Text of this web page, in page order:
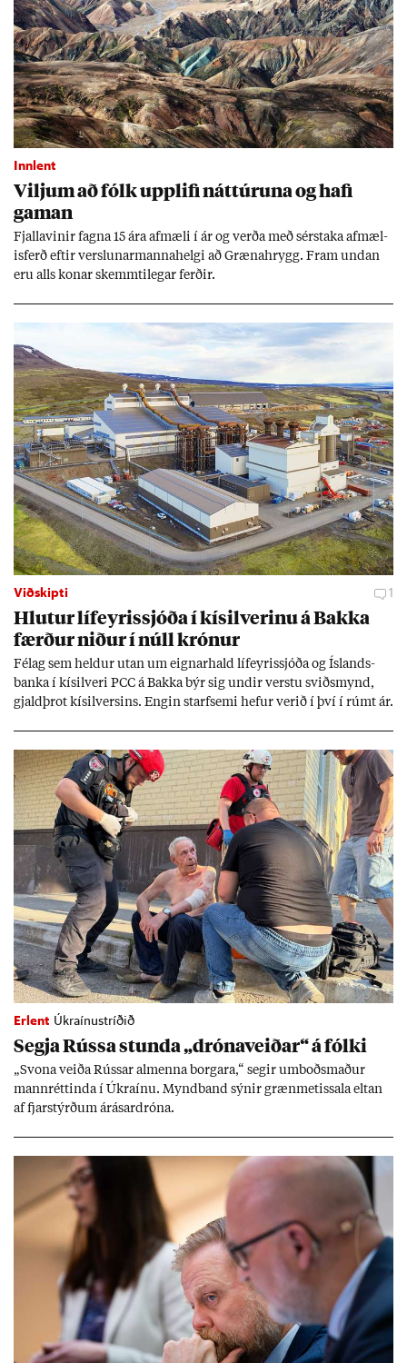
Innlent
Vilj­um að fólk upp­lifi nátt­úr­una og hafi
gam­an
Fjalla­vin­ir fagna 15 ára af­mæli í ár og verða með sér­staka af­mæl­
is­ferð eft­ir versl­un­ar­manna­helgi að Græna­hrygg. Fram und­an
eru alls kon­ar skemmti­leg­ar ferð­ir.
Viðskipti 1
Hlut­ur líf­eyr­is­sjóða í kís­il­ver­inu á Bakka
færð­ur nið­ur í núll krón­ur
Fé­lag sem held­ur ut­an um eign­ar­hald líf­eyr­is­sjóða og Ís­lands­
banka í kís­il­veri PCC á Bakka býr sig und­ir verstu sviðs­mynd,
gjald­þrot kís­il­vers­ins. Eng­in starf­semi hef­ur ver­ið í því í rúmt ár.
Erlent Úkraínustríðið
Segja Rússa stunda „dróna­veið­ar“ á fólki
„Svona veiða Rúss­ar al­menna borg­ara,“ seg­ir um­boðs­mað­ur
mann­rétt­inda í Úkraínu. Mynd­band sýn­ir græn­met­issala elt­an
af fjar­stýrð­um árás­ar­dróna.